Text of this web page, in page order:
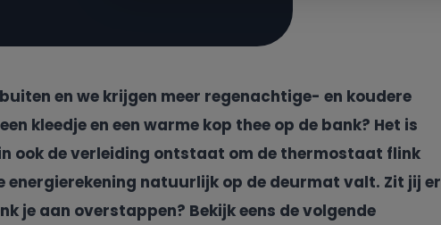
en we krijgen meer regenachtige- en koudere
kleedje en een warme kop thee op de bank? Het is
ook de verleiding ontstaat om de thermostaat flink
energierekening natuurlijk op de deurmat valt. Zit jij er
je aan overstappen? Bekijk eens de volgende